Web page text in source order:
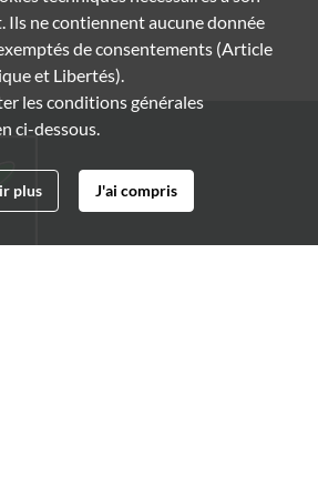
Ils ne contiennent aucune donnée
de consentements (Article
et Libertés).
les conditions générales
ci-dessous.
plus J'ai compris